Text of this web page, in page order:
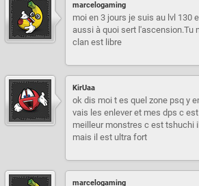
marcelogaming
moi en 3 jours je suis au lvl 130
aussi à quoi sert l'ascension.Tu
clan est libre
KirUaa
ok dis moi t es quel zone psq y
vais les enlever et mes dps c
meilleur monstres c est tshuchi
mais il est ultra fort
marcelogaming